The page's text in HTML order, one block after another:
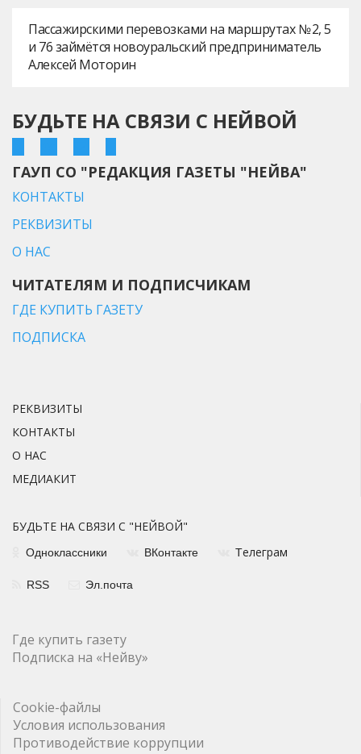
Пассажирскими перевозками на маршрутах № 2, 5
и 76 займётся новоуральский предприниматель
Алексей Моторин
БУДЬТЕ НА СВЯЗИ С НЕЙВОЙ
ГАУП СО "РЕДАКЦИЯ ГАЗЕТЫ "НЕЙВА"
КОНТАКТЫ
РЕКВИЗИТЫ
О НАС
ЧИТАТЕЛЯМ И ПОДПИСЧИКАМ
ГДЕ КУПИТЬ ГАЗЕТУ
ПОДПИСКА
РЕКВИЗИТЫ
КОНТАКТЫ
О НАС
МЕДИАКИТ
БУДЬТЕ НА СВЯЗИ С "НЕЙВОЙ"
Одноклассники ВКонтакте Телеграм
RSS Эл.почта
Где купить газету
Подписка на «Нейву»
Cookie-файлы
Условия использования
Противодействие коррупции